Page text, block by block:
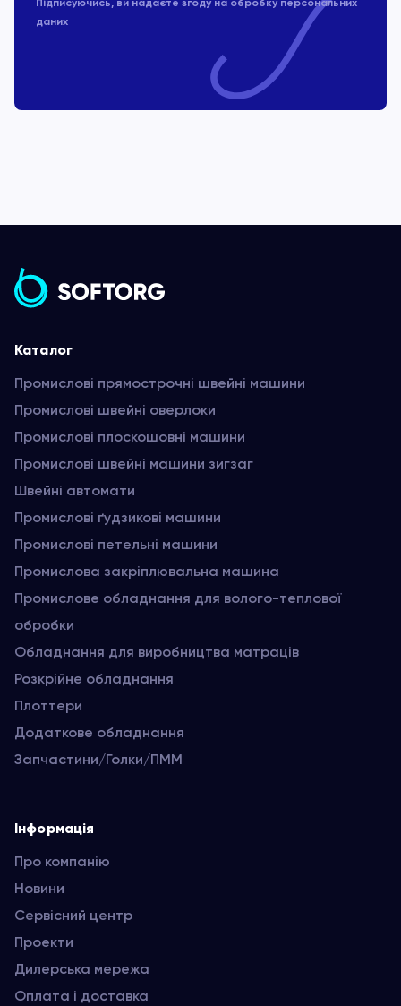
Підписуючись, ви надаєте згоду на обробку персональних
даних
Каталог
Промислові прямострочні швейні машини
Промислові швейні оверлоки
Промислові плоскошовні машини
Промислові швейні машини зигзаг
Швейні автомати
Промислові ґудзикові машини
Промислові петельні машини
Промислова закріплювальна машина
Промислове обладнання для волого-теплової
обробки
Обладнання для виробництва матраців
Розкрійне обладнання
Плоттери
Додаткове обладнання
Запчастини/Голки/ПММ
Інформація
Про компанію
Новини
Сервісний центр
Проекти
Дилерська мережа
Оплата і доставка